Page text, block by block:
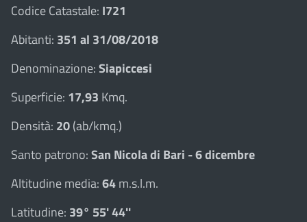
Codice Catastale: I721
Abitanti: 351 al 31/08/2018
Denominazione:Siapiccesi
Superficie: 17,93 Kmq.
Densità: 20(ab/kmq.)
Santo patrono:San Nicola di Bari - 6 dicembre
Altitudine media:64m.s.l.m.
Latitudine: 39° 55' 44''